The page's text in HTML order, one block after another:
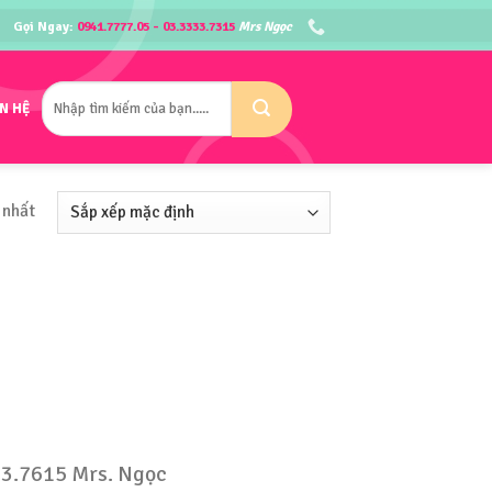
Gọi Ngay: 0941.7777.05 - 03.3333.7315 Mrs Ngọc
HỆ
Tìm
kiếm:
Mrs. Ngọc